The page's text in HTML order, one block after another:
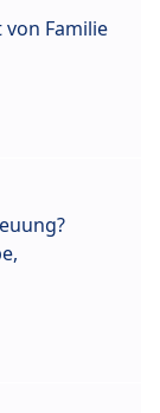
Familie